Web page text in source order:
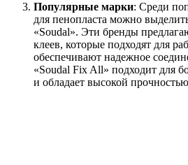
Популярные марки: Среди
для пенопласта можно
«Soudal». Эти бренды
клеев, которые подходят для
обеспечивают надежное
«Soudal Fix All» подходит для
и обладает высокой